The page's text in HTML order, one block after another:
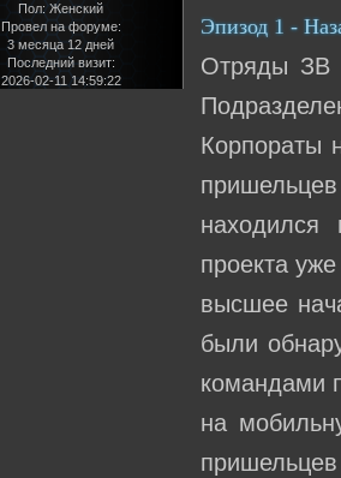
Пол:Женский
Провел на форуме:
3 месяца 12 дней
Последний визит:
2026-02-11 14:59:22
Эпизод 1 -
Отряды ЗВ
Корпораты
находился
проекта
высшее
были
командами
на